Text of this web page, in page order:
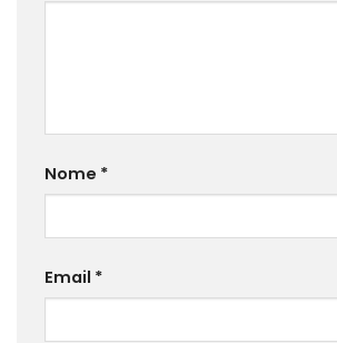
Nome *
Email *